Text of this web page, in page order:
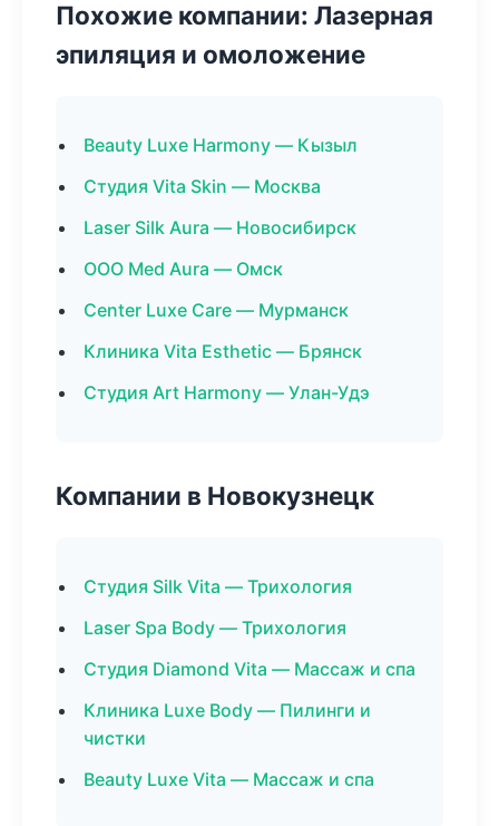
Похожие компании: Лазерная
эпиляция и омоложение
Beauty Luxe Harmony — Кызыл
Студия Vita Skin — Москва
Laser Silk Aura — Новосибирск
ООО Med Aura — Омск
Center Luxe Care — Мурманск
Клиника Vita Esthetic — Брянск
Студия Art Harmony — Улан-Удэ
Компании в Новокузнецк
Студия Silk Vita — Трихология
Laser Spa Body — Трихология
Студия Diamond Vita — Массаж и спа
Клиника Luxe Body — Пилинги и
чистки
Beauty Luxe Vita — Массаж и спа